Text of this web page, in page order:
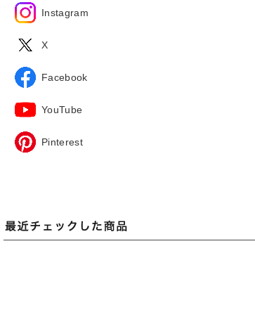
Instagram
X
Facebook
YouTube
Pinterest